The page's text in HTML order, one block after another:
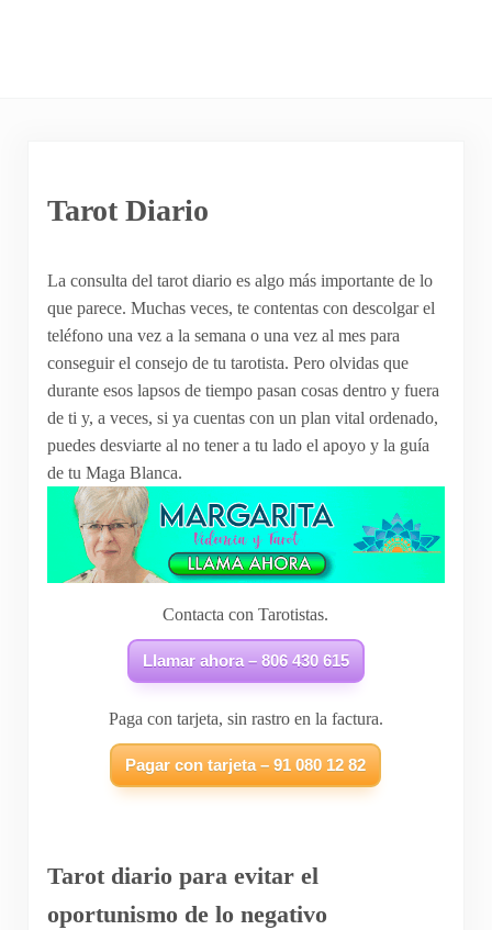
Tarot Diario
La consulta del tarot diario es algo más importante de lo
que parece. Muchas veces, te contentas con descolgar el
teléfono una vez a la semana o una vez al mes para
conseguir el consejo de tu tarotista. Pero olvidas que
durante esos lapsos de tiempo pasan cosas dentro y fuera
de ti y, a veces, si ya cuentas con un plan vital ordenado,
puedes desviarte al no tener a tu lado el apoyo y la guía
de tu Maga Blanca.
Contacta con Tarotistas.
Llamar ahora – 806 430 615
Paga con tarjeta, sin rastro en la factura.
Pagar con tarjeta – 91 080 12 82
Tarot diario para evitar el
oportunismo de lo negativo